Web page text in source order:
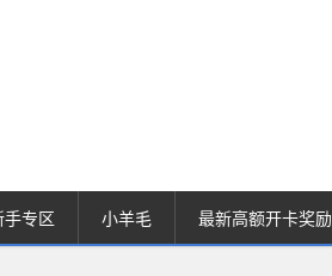
手专区 小羊毛 最新高额开卡奖励